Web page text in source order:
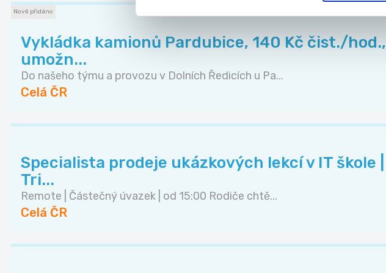
Nově přidáno
Vykládka kamionů Pardubice, 140 Kč čist./hod.,
umožn...
Do našeho týmu a provozu v Dolních Ředicích u Pa...
Celá ČR
Specialista prodeje ukázkových lekcí v IT škole |
Tri...
Remote | Částečný úvazek | od 15:00 Rodiče chtě...
Celá ČR